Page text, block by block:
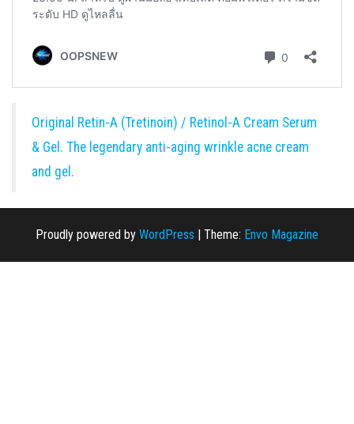
Original Retin-A (Tretinoin) / Retinol-A Cream Serum
& Gel. The legendary anti-aging wrinkle acne cream
and gel.
Proudly powered by WordPress | Theme: Envo Magazine